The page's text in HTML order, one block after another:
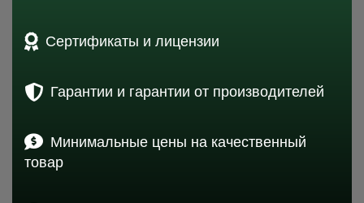
Сертификаты и лицензии
Гарантии и гарантии от производителей
Минимальные цены на качественный
товар